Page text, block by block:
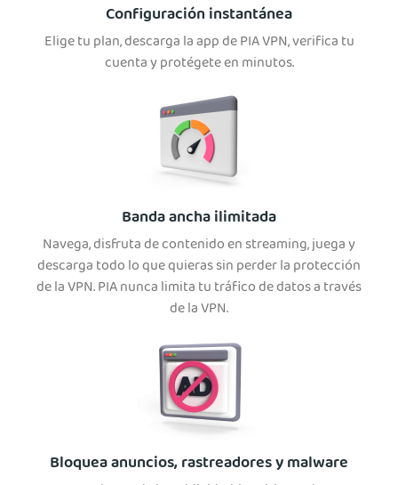
Configuración instantánea
Elige tu plan, descarga la app de PIA VPN, verifica tu
cuenta y protégete en minutos.
Banda ancha ilimitada
Navega, disfruta de contenido en streaming, juega y
descarga todo lo que quieras sin perder la protección
de la VPN. PIA nunca limita tu tráfico de datos a través
de la VPN.
Bloquea anuncios, rastreadores y malware